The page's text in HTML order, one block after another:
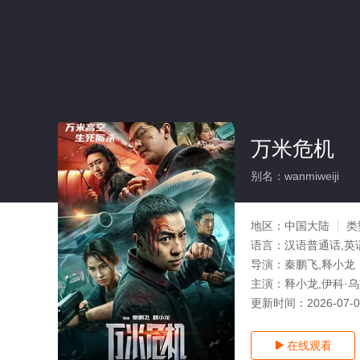
万米危机
别名：wanmiweiji
地区： 中国大陆
类
语言： 汉语普通话,英
导演： 秦鹏飞,释小龙
主演： 释小龙,伊科·
更新时间： 2026-07-
 在线观看